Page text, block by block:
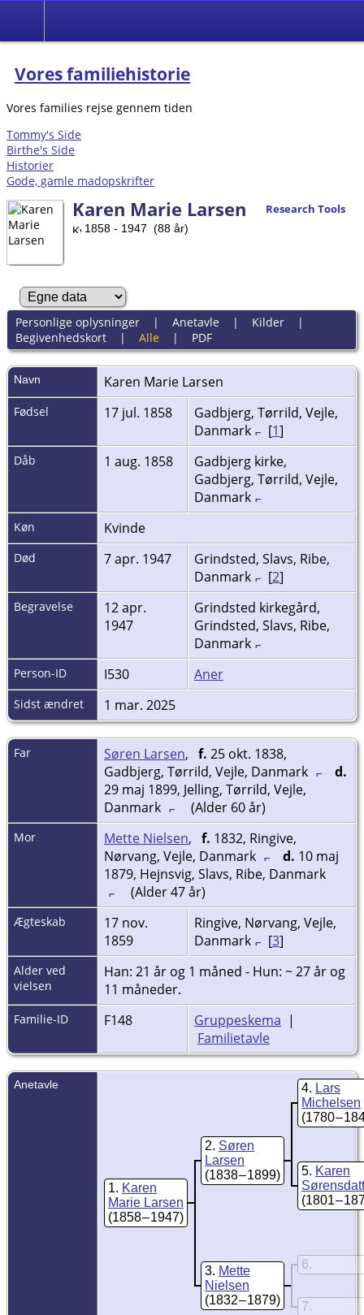
Vores familiehistorie
Vores families rejse gennem tiden
Tommy's Side
Birthe's Side
Historier
Gode, gamle madopskrifter
Research Tools
Karen Marie Larsen
1858 - 1947 (88 år)
Personlige oplysninger| Anetavle | Kilder|
Begivenhedskort| Alle | PDF
Navn Karen Marie Larsen
Fødsel 17 jul. 1858
Gadbjerg, Tørrild, Vejle,
Danmark
[1]
Dåb 1 aug. 1858
Gadbjerg kirke,
Gadbjerg, Tørrild, Vejle,
Danmark
Køn Kvinde
Død 7 apr. 1947
Grindsted, Slavs, Ribe,
Danmark
[2]
Begravelse
12 apr.
1947
Grindsted kirkegård,
Grindsted, Slavs, Ribe,
Danmark
Person-ID I530 Aner
Sidst ændret 1 mar. 2025
Far Søren Larsen, f. 25 okt. 1838,
Gadbjerg, Tørrild, Vejle, Danmark
d.
29 maj 1899, Jelling, Tørrild, Vejle,
Danmark
(Alder 60 år)
Mor Mette Nielsen, f. 1832, Ringive,
Nørvang, Vejle, Danmark
d. 10 maj
1879, Hejnsvig, Slavs, Ribe, Danmark
(Alder 47 år)
Ægteskab
17 nov.
1859
Ringive, Nørvang, Vejle,
Danmark
[3]
Alder ved
vielsen
Han: 21 år og 1 måned - Hun: ~ 27 år og
11 måneder.
Familie-ID F148 Gruppeskema |
Familietavle
Anetavle
1
Karen
Marie Larsen
(1858 – 1947)
2 Søren
Larsen
(1838 – 1899)
4
Lars
Michelsen
(1780 –
5 Karen
(1801 –
3 Mette
Nielsen
(1832 – 1879)
6
7